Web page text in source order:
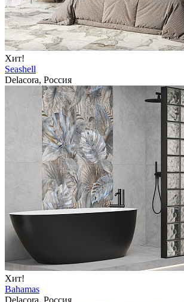
Хит!
Seashell
Delacora, Россия
Хит!
Bahamas
Delacora, Россия